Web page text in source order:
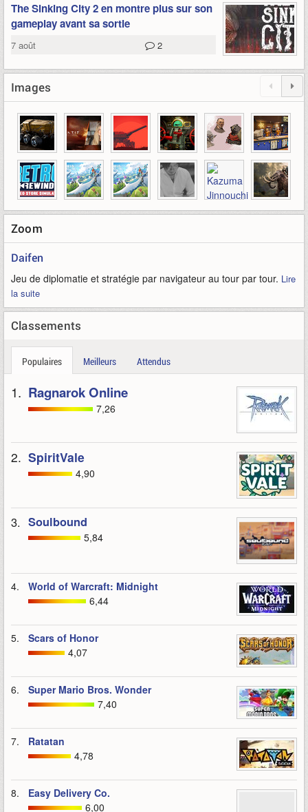
The Sinking City 2 en montre plus sur son
gameplay avant sa sortie
7 août 2
Images
Zoom
Daifen
Jeu de diplomatie et stratégie par navigateur au tour par tour. Lire
la suite
Classements
Populaires Meilleurs Attendus
1. Ragnarok Online
7,26
2. SpiritVale
4,90
3. Soulbound
5,84
4.
World of Warcraft: Midnight
6,44
5.
Scars of Honor
4,07
6.
Super Mario Bros. Wonder
7,40
7.
Ratatan
4,78
8.
Easy Delivery Co.
6,00